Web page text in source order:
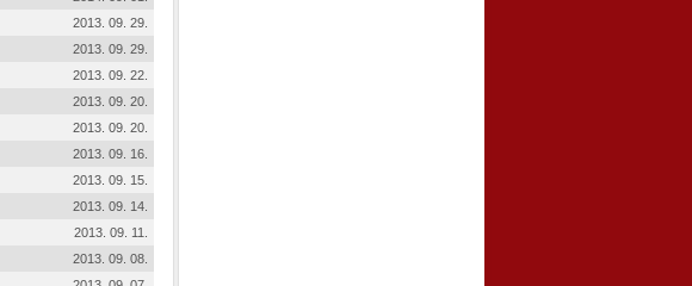
2013. 09. 29.
2013. 09. 29.
2013. 09. 22.
2013. 09. 20.
2013. 09. 20.
2013. 09. 16.
2013. 09. 15.
2013. 09. 14.
2013. 09. 11.
2013. 09. 08.